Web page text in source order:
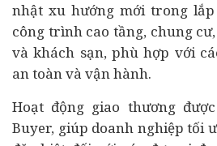
nhật xu hướng mới trong
công trình cao tầng, chung
và khách sạn, phù hợp với
an toàn và vận hành.
Hoạt động giao thương
Buyer, giúp doanh nghiệp tối